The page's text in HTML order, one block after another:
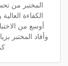
المختبر من
الكفاءة
أوسع من